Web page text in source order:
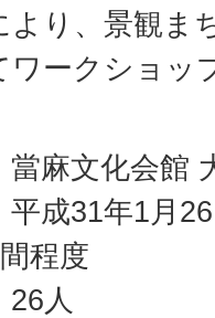
より、景観ま
ワークショッ
當麻文化会館
平成31年1月
程度
26人